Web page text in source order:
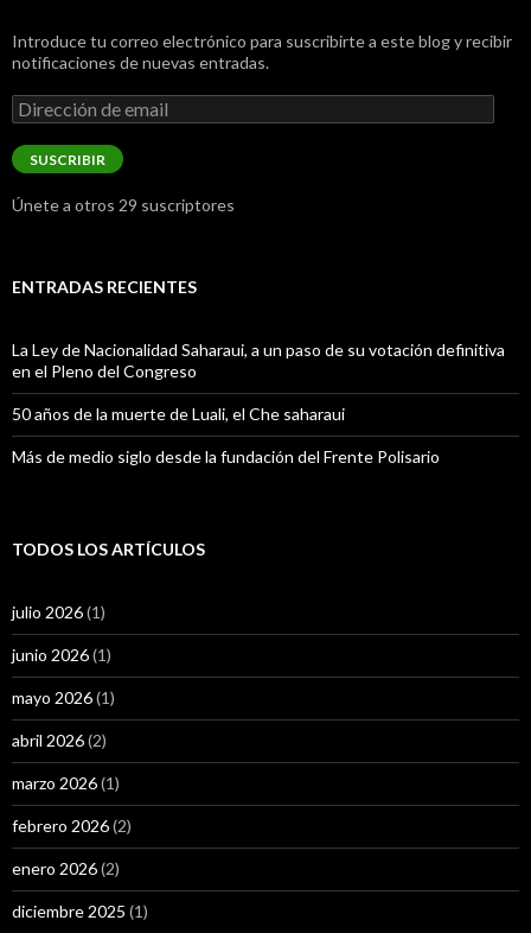
Introduce tu correo electrónico para suscribirte a este blog y recibir
notificaciones de nuevas entradas.
Dirección
de
email
SUSCRIBIR
Únete a otros 29 suscriptores
ENTRADAS RECIENTES
La Ley de Nacionalidad Saharaui, a un paso de su votación definitiva
en el Pleno del Congreso
50 años de la muerte de Luali, el Che saharaui
Más de medio siglo desde la fundación del Frente Polisario
TODOS LOS ARTÍCULOS
julio 2026(1)
junio 2026(1)
mayo 2026(1)
abril 2026(2)
marzo 2026(1)
febrero 2026(2)
enero 2026(2)
diciembre 2025 (1)